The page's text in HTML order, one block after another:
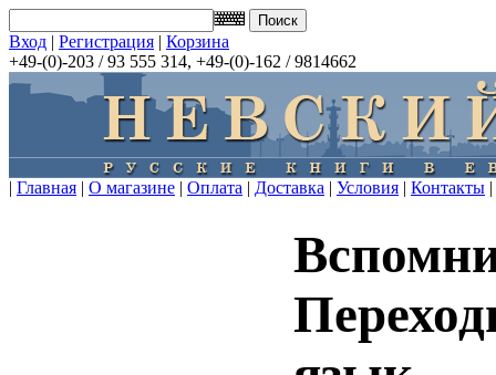
Вход | Регистрация | Корзина
+49-(0)-203 / 93 555 314, +49-(0)-162 / 9814662
| Главная | О магазине | Оплата | Доставка | Условия | Контакты |